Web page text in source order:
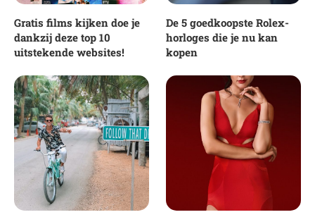
Gratis films kijken doe je
dankzij deze top 10
uitstekende websites!
De 5 goedkoopste Rolex-
horloges die je nu kan
kopen